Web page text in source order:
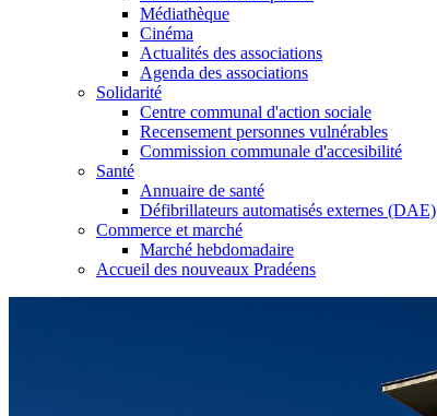
Médiathèque
Cinéma
Actualités des associations
Agenda des associations
Solidarité
Centre communal d'action sociale
Recensement personnes vulnérables
Commission communale d'accesibilité
Santé
Annuaire de santé
Défibrillateurs automatisés externes (DAE)
Commerce et marché
Marché hebdomadaire
Accueil des nouveaux Pradéens